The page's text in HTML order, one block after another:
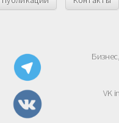
VK